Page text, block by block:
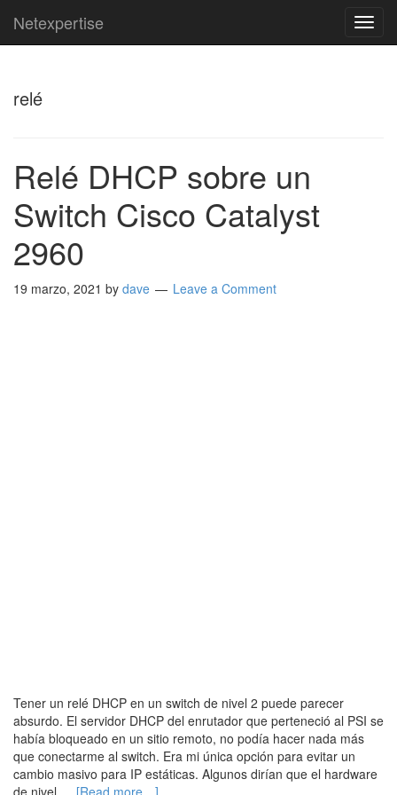
Netexpertise
relé
Relé DHCP sobre un
Switch Cisco Catalyst
2960
19 marzo, 2021 by dave Leave a Comment
Tener un relé DHCP en un switch de nivel 2 puede parecer
absurdo. El servidor DHCP del enrutador que perteneció al PSI se
había bloqueado en un sitio remoto, no podía hacer nada más
que conectarme al switch. Era mi única opción para evitar un
cambio masivo para IP estáticas. Algunos dirían que el hardware
de nivel … [Read more…]